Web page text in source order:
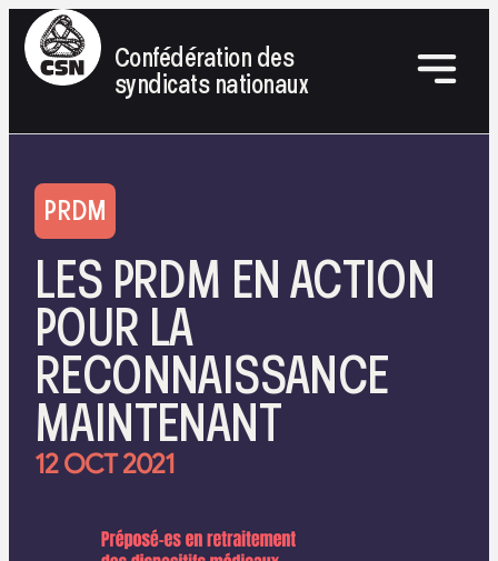
Confédération des
syndicats nationaux
PRDM
LES PRDM EN ACTION
POUR LA
RECONNAISSANCE
MAINTENANT
12 OCT 2021